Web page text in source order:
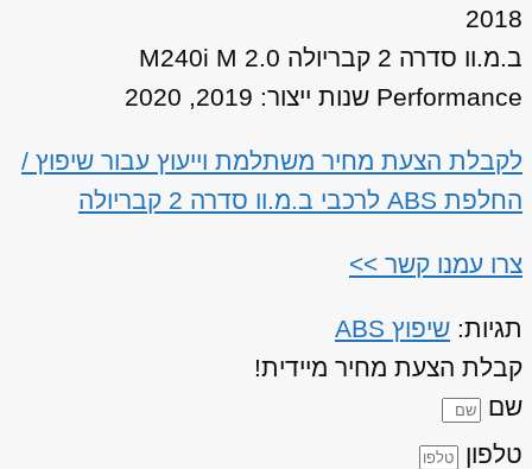
2018
ב.מ.וו סדרה 2 קבריולה 2.0 M240i M
Performance שנות ייצור: 2019, 2020
לקבלת הצעת מחיר משתלמת וייעוץ עבור שיפוץ /
החלפת ABS לרכבי ב.מ.וו סדרה 2 קבריולה
צרו עמנו קשר >>
תגיות: שיפוץ ABS
קבלת הצעת מחיר מיידית!
שם
טלפון